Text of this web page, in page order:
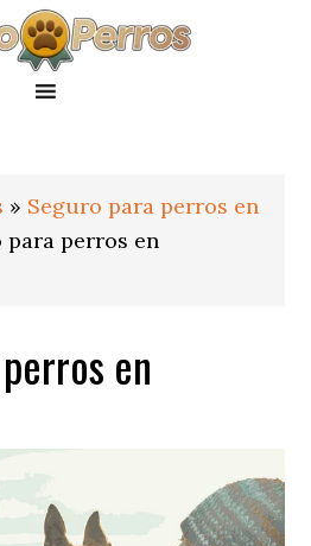
» Seguro para perros en
para perros en
en